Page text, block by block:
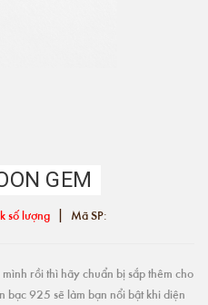
GEM
số lượng | Mã SP:
rồi thì hãy chuẩn bị sắp thêm cho
bạc 925 sẽ làm bạn nổi bật khi diện